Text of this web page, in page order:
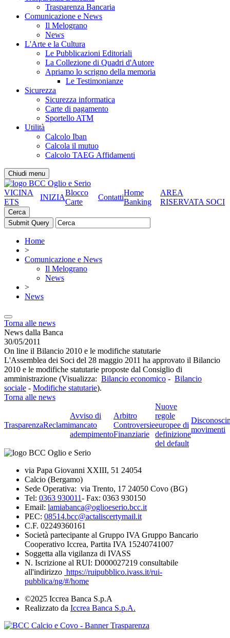
Trasparenza Bancaria
Comunicazione e News
Il Melograno
News
L'Arte e la Cultura
Le Pubblicazioni Editoriali
La Collezione di Quadri d'Autore
Apriamo lo scrigno della memoria
Le Testimonianze
Sicurezza
Sicurezza informatica
Carte di pagamento
Sportello ATM
Utilità
Calcolo Iban
Calcola il mutuo
Calcolo TAEG Affidamenti
Chiudi menu
VICINA
ETS
INIZIA
Blocco
Carte
Contatti
Home
Banking
AREA
RISERVATA SOCI
Cerca
Home
>
Comunicazione e News
Il Melograno
News
>
News
Torna alle news
News dalla Banca
30/05/2011
On line il Bilancio 2010 e le modifiche statutarie
L'Assemblea dei Soci del 28 maggio 2011 ha approvato il Bilancio
2010 e le modifiche statutarie proposte dal Consiglio di
amministrazione (Visualizza: Bilancio economico - Bilancio
sociale - Modifiche statutarie).
Torna alle news
TrasparenzaReclami
Avviso di
mancato
adempimento
Arbitro
Controversie
Finanziarie
Nuove
regole
europee di
definizione
del default
movimenti
via Papa Giovanni XXIII, 51 24054
Calcio (Bergamo)
Sede Operativa: via Trento, 17 24050 Covo (BG)
Tel: 0363 930011- Fax: 0363 930150
Email: lamiabanca@oglioeserio.bcc.it
PEC: 08514.bcc@actaliscertymail.it
C.F. 02249360161
Società partecipante al Gruppo IVA Gruppo Bancario
Cooperativo Iccrea, Partita IVA 15240741007
Soggetta alla vigilanza di IVASS
N. Iscrizione al RUI: D000027219 consultabile
all'indirizzo https://ruipubblico.ivass.it/rui-
pubblica/ng/#/home
©2025 Iccrea Banca S.p.A
Realizzato da Iccrea Banca S.p.A.